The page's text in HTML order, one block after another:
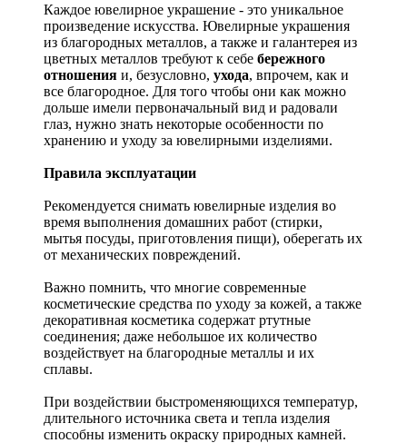
Каждое ювелирное украшение - это уникальное
произведение искусства. Ювелирные украшения
из благородных металлов, а также и галантерея из
цветных металлов требуют к себе бережного
отношения и, безусловно, ухода, впрочем, как и
все благородное. Для того чтобы они как можно
дольше имели первоначальный вид и радовали
глаз, нужно знать некоторые особенности по
хранению и уходу за ювелирными изделиями.
Правила эксплуатации
Рекомендуется снимать ювелирные изделия во
время выполнения домашних работ (стирки,
мытья посуды, приготовления пищи), оберегать их
от механических повреждений.
Важно помнить, что многие современные
косметические средства по уходу за кожей, а также
декоративная косметика содержат ртутные
соединения; даже небольшое их количество
воздействует на благородные металлы и их
сплавы.
При воздействии быстроменяющихся температур,
длительного источника света и тепла изделия
способны изменить окраску природных камней.